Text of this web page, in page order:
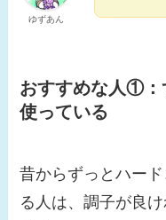
ゆずあん
おすすめな人①：
使っている
昔からずっとハー
る人は、調子が良